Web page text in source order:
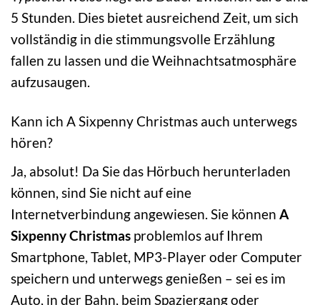
5 Stunden. Dies bietet ausreichend Zeit, um sich
vollständig in die stimmungsvolle Erzählung
fallen zu lassen und die Weihnachtsatmosphäre
aufzusaugen.
Kann ich A Sixpenny Christmas auch unterwegs
hören?
Ja, absolut! Da Sie das Hörbuch herunterladen
können, sind Sie nicht auf eine
Internetverbindung angewiesen. Sie können A
Sixpenny Christmas problemlos auf Ihrem
Smartphone, Tablet, MP3-Player oder Computer
speichern und unterwegs genießen – sei es im
Auto, in der Bahn, beim Spaziergang oder